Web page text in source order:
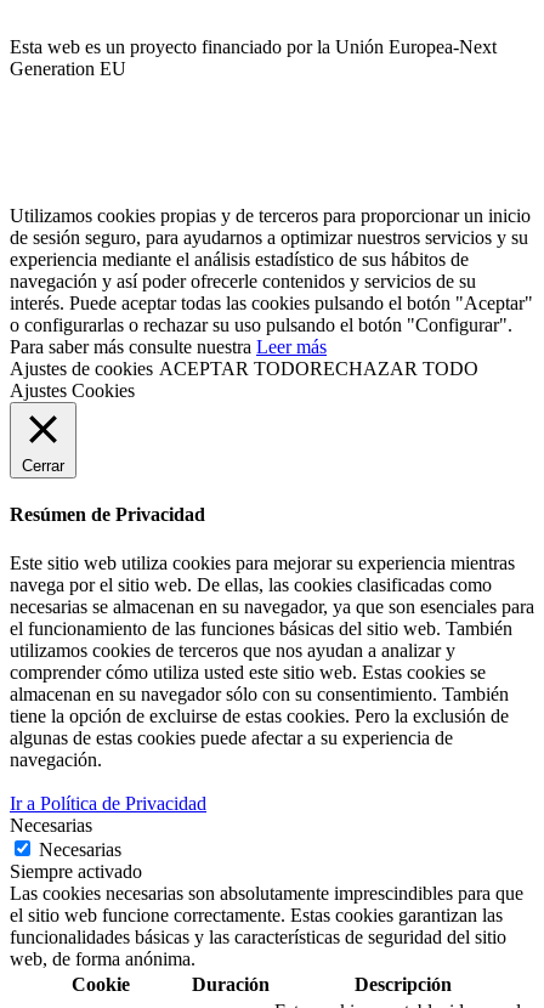
Esta web es un proyecto financiado por la Unión Europea-Next
Generation EU
Utilizamos cookies propias y de terceros para proporcionar un inicio
de sesión seguro, para ayudarnos a optimizar nuestros servicios y su
experiencia mediante el análisis estadístico de sus hábitos de
navegación y así poder ofrecerle contenidos y servicios de su
interés. Puede aceptar todas las cookies pulsando el botón "Aceptar"
o configurarlas o rechazar su uso pulsando el botón "Configurar".
Para saber más consulte nuestra Leer más
Ajustes de cookies ACEPTAR TODORECHAZAR TODO
Ajustes Cookies
Cerrar
Resúmen de Privacidad
Este sitio web utiliza cookies para mejorar su experiencia mientras
navega por el sitio web. De ellas, las cookies clasificadas como
necesarias se almacenan en su navegador, ya que son esenciales para
el funcionamiento de las funciones básicas del sitio web. También
utilizamos cookies de terceros que nos ayudan a analizar y
comprender cómo utiliza usted este sitio web. Estas cookies se
almacenan en su navegador sólo con su consentimiento. También
tiene la opción de excluirse de estas cookies. Pero la exclusión de
algunas de estas cookies puede afectar a su experiencia de
navegación.
Ir a Política de Privacidad
Necesarias
Necesarias
Siempre activado
Las cookies necesarias son absolutamente imprescindibles para que
el sitio web funcione correctamente. Estas cookies garantizan las
funcionalidades básicas y las características de seguridad del sitio
web, de forma anónima.
Cookie
Duración
Descripción